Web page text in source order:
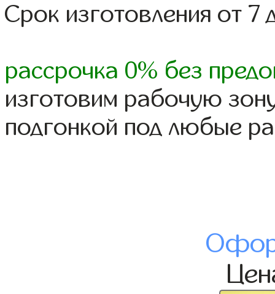
Срок изготовления от 7
рассрочка 0% без
изготовим рабочую
подгонкой под любые